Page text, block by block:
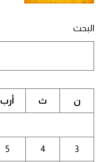
البحث
ن ث أرب
3
4
5